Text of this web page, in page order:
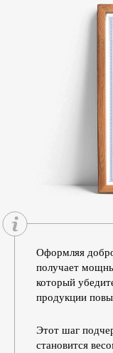
Оформляя
получает
который
продукции
Этот шаг
становится